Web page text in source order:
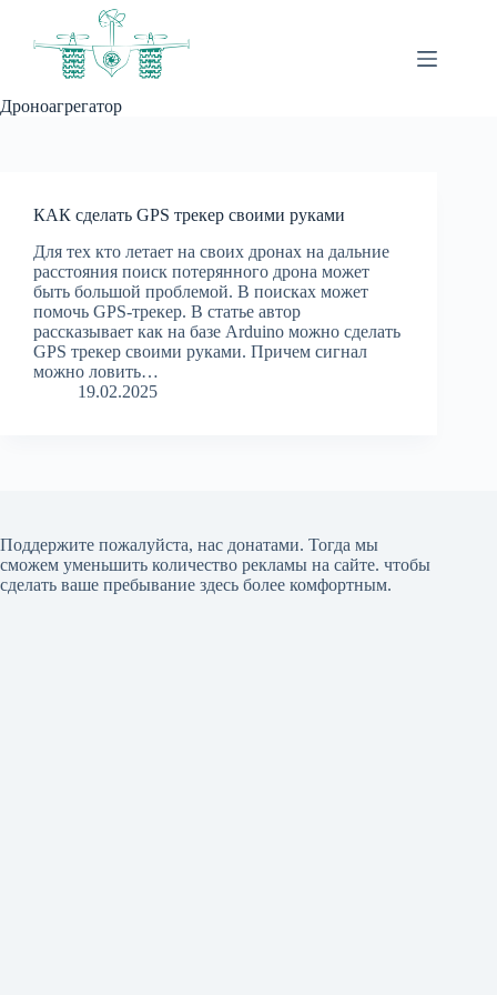
Дроноагрегатор
КАК сделать GPS трекер своими руками
Для тех кто летает на своих дронах на дальние
расстояния поиск потерянного дрона может
быть большой проблемой. В поисках может
помочь GPS-трекер. В статье автор
рассказывает как на базе Arduino можно сделать
GPS трекер своими руками. Причем сигнал
можно ловить…
19.02.2025
Поддержите пожалуйста, нас донатами. Тогда мы
сможем уменьшить количество рекламы на сайте. чтобы
сделать ваше пребывание здесь более комфортным.